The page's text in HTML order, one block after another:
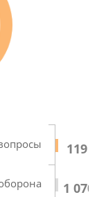
119
1